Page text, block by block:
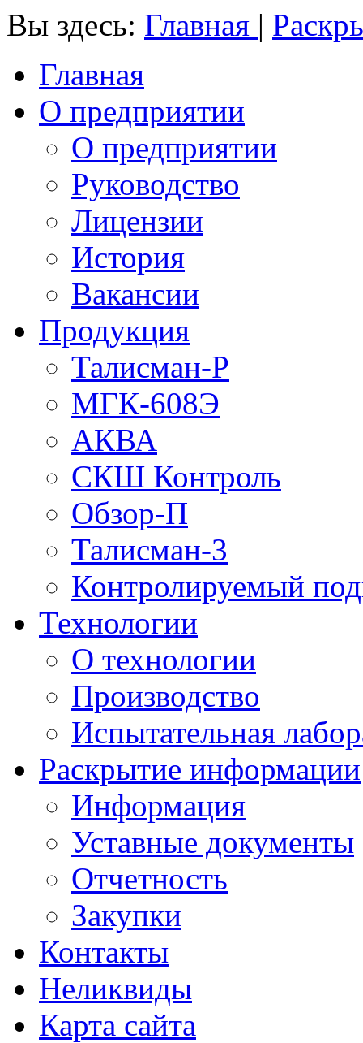
Вы здесь: Главная |
Главная
О предприятии
О предприятии
Руководство
Лицензии
История
Вакансии
Продукция
Талисман-Р
МГК-608Э
АКВА
СКШ Контроль
Обзор-П
Талисман-3
Контролируемый
Технологии
О технологии
Производство
Испытательная
Раскрытие информации
Информация
Уставные документы
Отчетность
Закупки
Контакты
Неликвиды
Карта сайта